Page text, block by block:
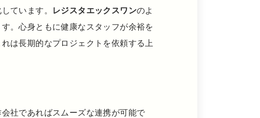
ています。 レジスタエックスワンのよ
。心身ともに健康なスタッフが余裕を
は長期的なプロジェクトを依頼する上
社であればスムーズな連携が可能で